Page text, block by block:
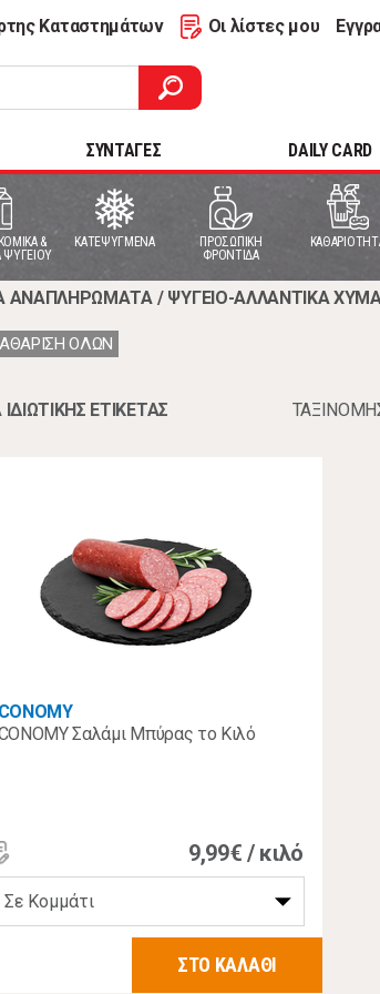
Καταστημάτων Οι λίστες μου
ΣΥΝΤΑΓΕΣ DAILY CARD
&
ΨΥΓΕΙΟΥ
ΚΑΤΕΨΥΓΜΕΝΑ
ΠΡΟΣΩΠΙΚΗ
ΦΡΟΝΤΙΔΑ
ΑΝΑΠΛΗΡΩΜΑΤΑ / ΨΥΓΕΙΟ-ΑΛΛΑΝΤΙΚΑ
ΟΛΩΝ
ΕΤΙΚΕΤΑΣ
Σαλάμι Μπύρας το Κιλό
9,99€ / κιλό
ΣΤΟ ΚΑΛΑΘΙ